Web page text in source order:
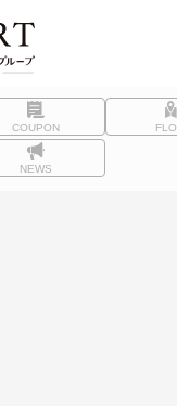
COUPON
NEWS